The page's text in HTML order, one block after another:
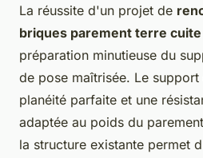
La réussite d'un projet de
briques parement terre cuite
préparation minutieuse du
de pose maîtrisée. Le
planéité parfaite et une
adaptée au poids du
la structure existante permet